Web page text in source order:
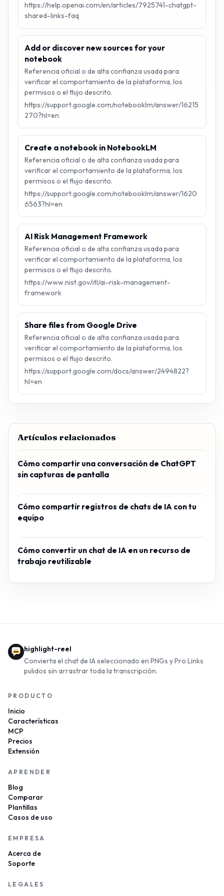
https://help.openai.com/en/articles/7925741-chatgpt-
shared-links-faq
Add or discover new sources for your
notebook
Referencia oficial o de alta confianza usada para
verificar el comportamiento de la plataforma, los
permisos o el flujo descrito.
https://support.google.com/notebooklm/answer/16215
270?hl=en
Create a notebook in NotebookLM
Referencia oficial o de alta confianza usada para
verificar el comportamiento de la plataforma, los
permisos o el flujo descrito.
https://support.google.com/notebooklm/answer/1620
6563?hl=en
AI Risk Management Framework
Referencia oficial o de alta confianza usada para
verificar el comportamiento de la plataforma, los
permisos o el flujo descrito.
https://www.nist.gov/itl/ai-risk-management-
framework
Share files from Google Drive
Referencia oficial o de alta confianza usada para
verificar el comportamiento de la plataforma, los
permisos o el flujo descrito.
https://support.google.com/docs/answer/2494822?
hl=en
Artículos relacionados
Cómo compartir una conversación de ChatGPT
sin capturas de pantalla
Cómo compartir registros de chats de IA con tu
equipo
Cómo convertir un chat de IA en un recurso de
trabajo reutilizable
highlight-reel
Convierta el chat de IA seleccionado en PNGs y Pro Links
pulidos sin arrastrar toda la transcripción.
PRODUCTO
Inicio
Características
MCP
Precios
Extensión
APRENDER
Blog
Comparar
Plantillas
Casos de uso
EMPRESA
Acerca de
Soporte
LEGALES